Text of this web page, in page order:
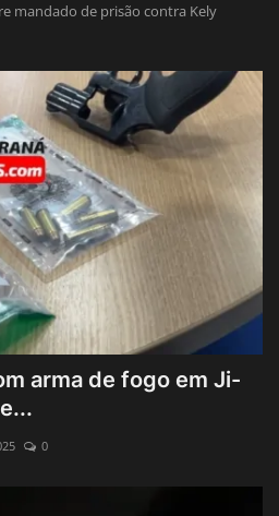
mandado de prisão contra Kely
arma de fogo em Ji-
0